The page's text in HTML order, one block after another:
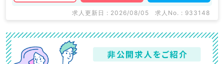
求人更新日 : 2026/08/05 求人No. : 933148